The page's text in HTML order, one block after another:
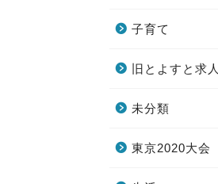
子育て
旧とよすと求人
未分類
東京2020大会